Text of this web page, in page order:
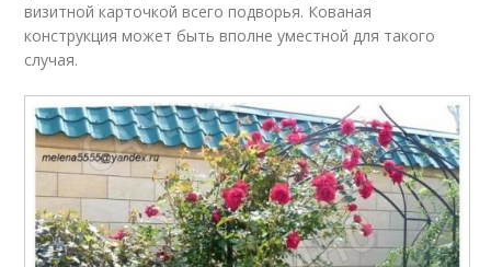
визитной карточкой всего подворья. Кованая
конструкция может быть вполне уместной для такого
случая.